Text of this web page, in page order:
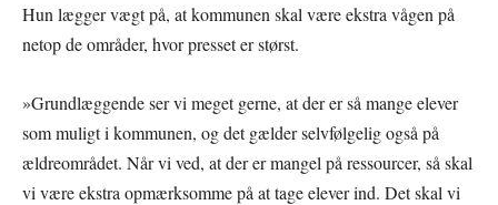
Hun lægger vægt på, at kommunen skal være ekstra vågen på
netop de områder, hvor presset er størst.
»Grundlæggende ser vi meget gerne, at der er så mange elever
som muligt i kommunen, og det gælder selvfølgelig også på
ældreområdet. Når vi ved, at der er mangel på ressourcer, så skal
vi være ekstra opmærksomme på at tage elever ind. Det skal vi